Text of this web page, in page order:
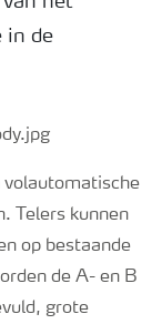
in de
volautomatische
Telers kunnen
op bestaande
de A- en B
grote